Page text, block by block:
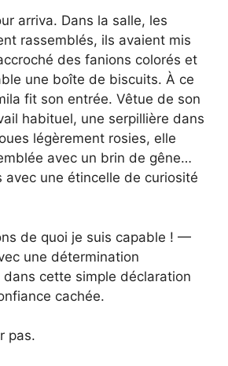
arriva. Dans la salle, les
rassemblés, ils avaient mis
des fanions colorés et
une boîte de biscuits. À ce
fit son entrée. Vêtue de son
habituel, une serpillière dans
légèrement rosies, elle
avec un brin de gêne…
avec une étincelle de curiosité
de quoi je suis capable ! —
une détermination
cette simple déclaration
cachée.
pas.